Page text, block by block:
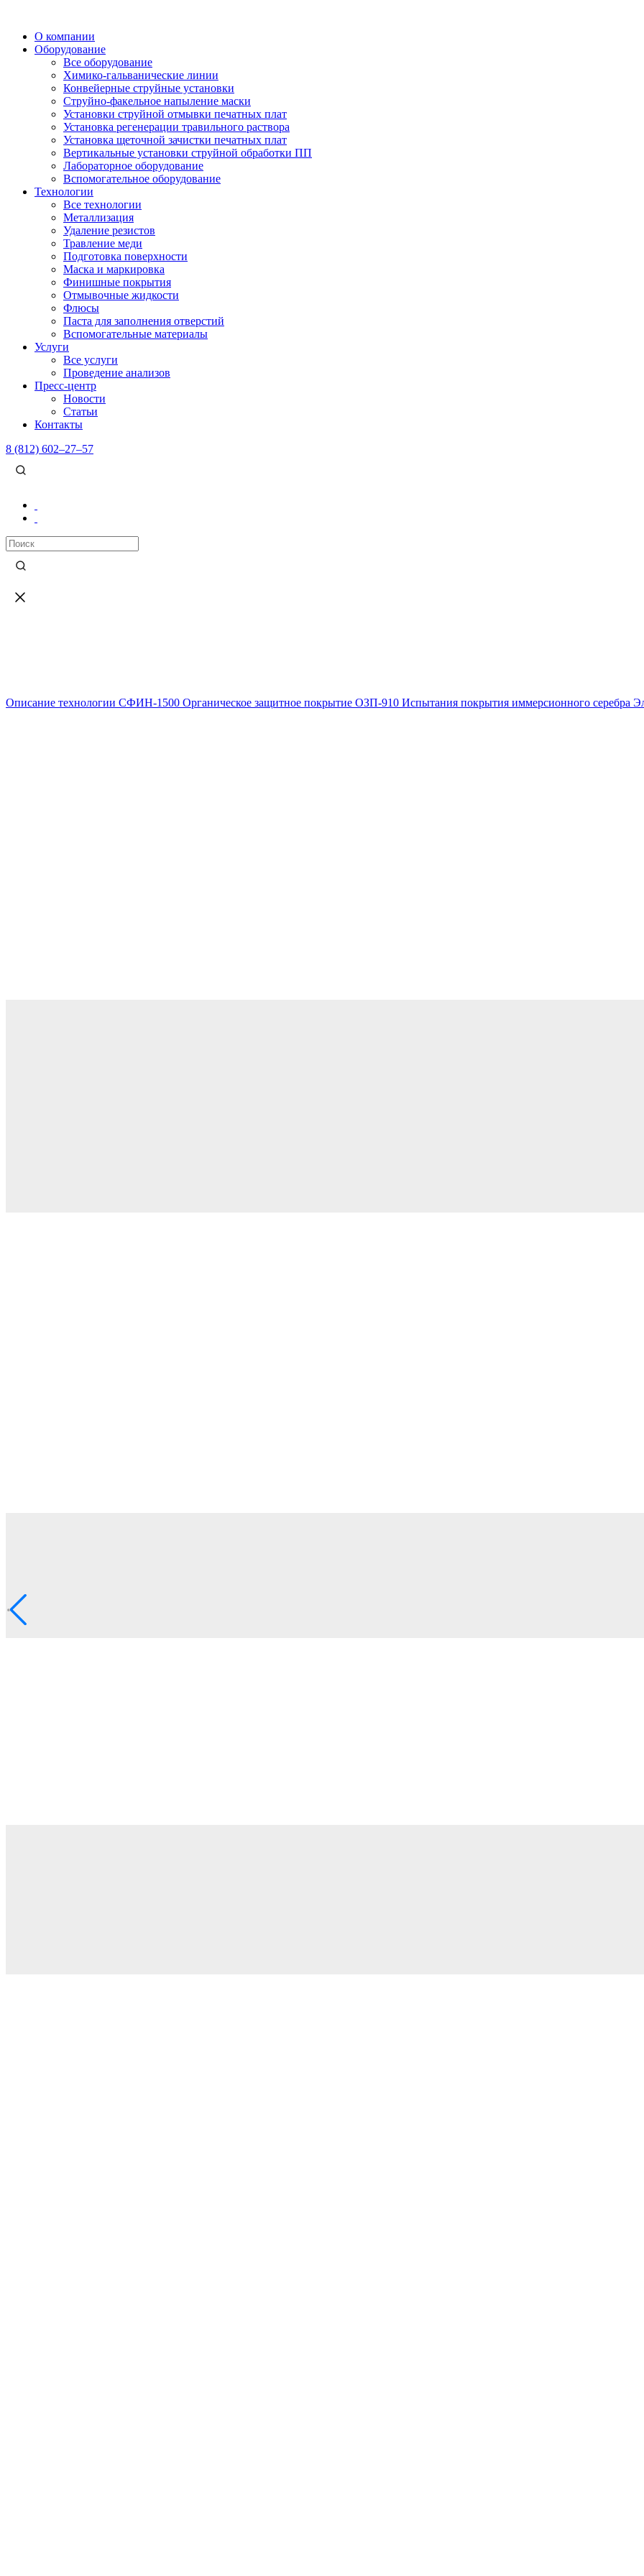
О компании
Оборудование
Все оборудование
Химико-гальванические линии
Конвейерные струйные установки
Струйно-факельное напыление маски
Установки струйной отмывки печатных плат
Установка регенерации травильного раствора
Установка щеточной зачистки печатных плат
Вертикальные установки струйной обработки ПП
Лабораторное оборудование
Вспомогательное оборудование
Технологии
Все технологии
Металлизация
Удаление резистов
Травление меди
Подготовка поверхности
Маска и маркировка
Финишные покрытия
Отмывочные жидкости
Флюсы
Паста для заполнения отверстий
Вспомогательные материалы
Услуги
Все услуги
Проведение анализов
Пресс-центр
Новости
Статьи
Контакты
8 (812) 602–27–57
Главная—Статьи—Финишное покрытие иммерсионным серебром в процессе производства печатных плат
Описание технологии СФИН‐1500 Органическое защитное покрытие ОЗП‐910 Испытания покрытия иммерсионного серебра